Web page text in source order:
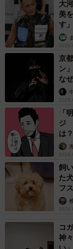
が
乗
悟
「カニにアジをあ
色技術が凄い」と
竹中 友一（RinToris）